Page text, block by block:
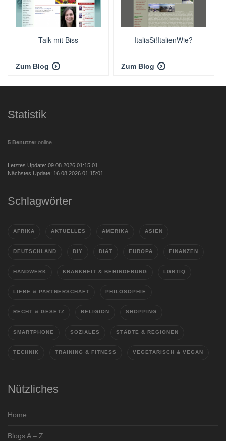
Talk mit Biss
Zum Blog
ItaliaSi!ItalienWie?
Zum Blog
Statistik
5 Benutzer online
Letztes Update: 09.08.2026 01:15:01
Nächstes Update: 16.08.2026 01:15:01
Schlagwörter
AFRIKA AKTUELLES AMERIKA ASIEN
DEUTSCHLAND DIY DIÄT EUROPA FINANZEN
HANDWERK KRANKHEIT & BEHINDERUNG LGBTIQ
LIEBE & PARTNERSCHAFT PHILOSOPHIE
RECHT & GESETZ RELIGION SHOPPING
SMARTPHONE SOZIALES STÄDTE & REGIONEN
TECHNIK TRAINING & FITNESS VEGETARISCH & VEGAN
Nützliches
Home
Blogs A – Z